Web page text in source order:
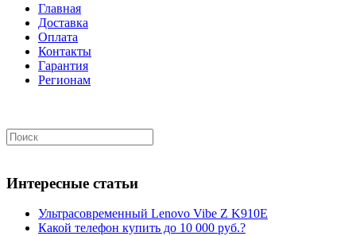
Главная
Доставка
Оплата
Контакты
Гарантия
Регионам
Интересные статьи
Ультрасовременный Lenovo Vibe Z K910E
Какой телефон купить до 10 000 руб.?